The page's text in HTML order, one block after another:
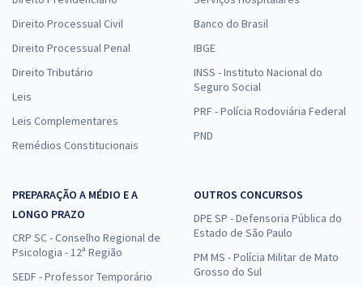
Direito Processual Civil
Direito Processual Penal
Direito Tributário
Leis
Leis Complementares
Remédios Constitucionais
Banco do Brasil
IBGE
INSS - Instituto Nacional do
Seguro Social
PRF - Polícia Rodoviária Federal
PND
PREPARAÇÃO A MÉDIO E A
LONGO PRAZO
CRP SC - Conselho Regional de
Psicologia - 12ª Região
SEDF - Professor Temporário
OUTROS CONCURSOS
DPE SP - Defensoria Pública do
Estado de São Paulo
PM MS - Polícia Militar de Mato
Grosso do Sul